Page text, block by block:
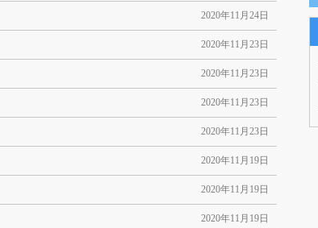
2020年11月24日
2020年11月23日
2020年11月23日
2020年11月23日
2020年11月23日
2020年11月19日
2020年11月19日
2020年11月19日